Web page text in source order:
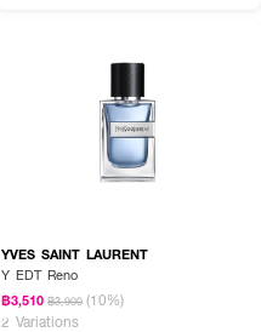
YVES SAINT LAURENT
Y EDT Reno
฿3,510 ฿3,900 (10%)
2 Variations